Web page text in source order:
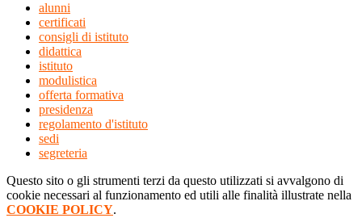
alunni
certificati
consigli di istituto
didattica
istituto
modulistica
offerta formativa
presidenza
regolamento d'istituto
sedi
segreteria
Questo sito o gli strumenti terzi da questo utilizzati si avvalgono di
cookie necessari al funzionamento ed utili alle finalità illustrate nella
COOKIE POLICY.